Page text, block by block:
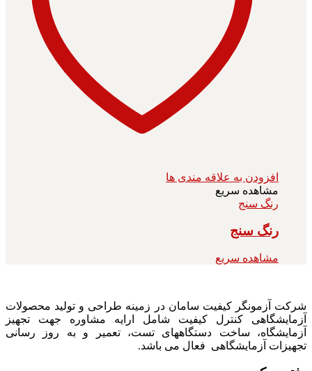
افزودن به علاقه مندی ها
مشاهده سریع
رنگ سنج
رنگ سنج
مشاهده سریع
شرکت آزمونگر کیفیت سامان در زمینه طراحی و تولید محصولات
آزمایشگاهی کنترل کیفیت شامل ارایه مشاوره جهت تجهیز
آزمایشگاه، ساخت دستگاههای تست، تعمیر و به روز رسانی
تجهیزات آزمایشگاهی فعال می باشد.